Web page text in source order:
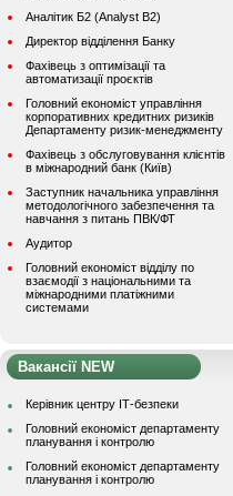
Аналітик Б2 (Analyst B2)
Директор відділення Банку
Фахівець з оптимізації та
автоматизації проєктів
Головний економіст управління
корпоративних кредитних ризиків
Департаменту ризик-менеджменту
Фахівець з обслуговування клієнтів
в міжнародний банк (Київ)
Заступник начальника управління
методологічного забезпечення та
навчання з питань ПВК/ФТ
Аудитор
Головний економіст відділу по
взаємодії з національними та
міжнародними платіжними
системами
Вакансії NEW
Керівник центру ІТ-безпеки
Головний економіст департаменту
планування і контролю
Головний економіст департаменту
планування і контролю